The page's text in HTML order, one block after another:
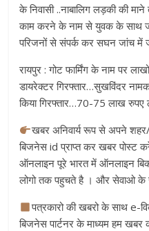
के निवासी ..नाबालिग लड़की की
काम करने के नाम से युवक के साथ
परिजनों से संपर्क कर सघन जांच में
रायपुर : गोट फार्मिंग के नाम पर
डायरेक्टर गिरफ्तार…सुखविंदर
किया गिरफ्तार…70-75 लाख
खबर अनिवार्य रूप से अपने शहर/
बिजनेस id प्राप्त कर खबर पोस्ट
ऑनलाइन पूरे भारत में ऑनलाइन
लोगो तक पहुचते है । और सेवाओ के
पत्रकारो की खबरो के साथ e-
बिजनेस पार्टनर के माध्यम हम खबर